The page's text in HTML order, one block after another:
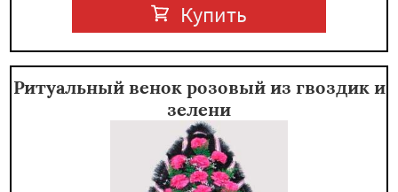
Купить
Ритуальный венок розовый из гвоздик и
зелени